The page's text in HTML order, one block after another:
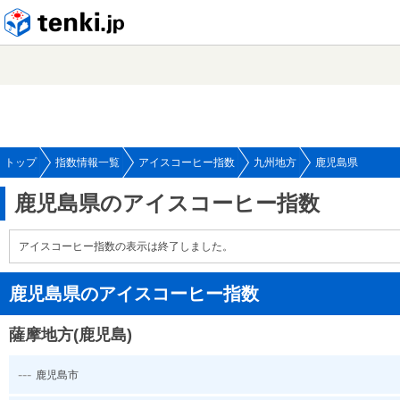
トップ 指数情報一覧 アイスコーヒー指数 九州地方 鹿児島県
鹿児島県のアイスコーヒー指数
アイスコーヒー指数の表示は終了しました。
鹿児島県のアイスコーヒー指数
薩摩地方(鹿児島)
--- 鹿児島市